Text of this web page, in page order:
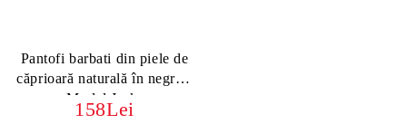
Pantofi barbati din piele de
căprioară naturală în negru -
Model Jack.
158Lei